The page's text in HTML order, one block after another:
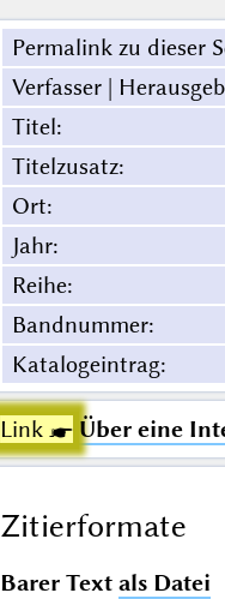
Permalink zu dieser
Verfasser |
Titel:
Titelzusatz:
Ort:
Jahr:
Reihe:
Bandnummer:
Katalogeintrag:
Link ☛ Über eine
Zitierformate
Barer Text als Datei